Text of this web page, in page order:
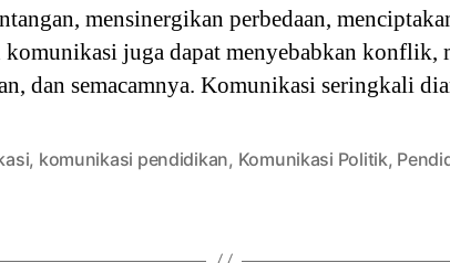
mensinergikan perbedaan,
juga dapat menyebabkan konflik,
dan semacamnya. Komunikasi seringkali
, komunikasi pendidikan, Komunikasi Politik,